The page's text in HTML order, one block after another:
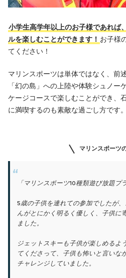
小学生高学年以上のお子様であれば
ルを楽しむことができます！ お子様
てください！
マリンスポーツは単体ではなく、前
「幻の島」への上陸や体験シュノー
ケージコースで楽しむことができ、
に満喫するのも素敵な過ごし方です。
マリンスポーツ
「マリンスポーツ10種類遊び放題プ
5歳の子供を連れての参加でしたが
んがとにかく明るく優しく、子供に
ました。
ジェットスキーも子供が楽しめるよ
てくださって、子供も怖いと言いな
チャレンジしていました。